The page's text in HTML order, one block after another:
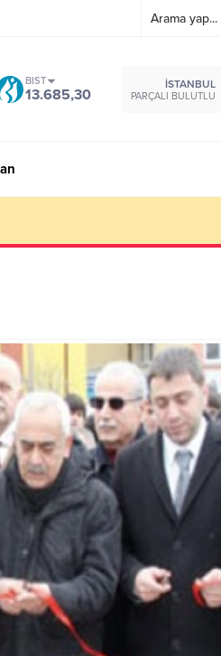
BIST
13.685,30
İSTANBUL
PARÇALI BULUTLU